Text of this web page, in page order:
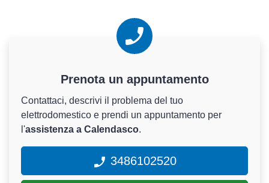
Prenota un appuntamento
Contattaci, descrivi il problema del tuo
elettrodomestico e prendi un appuntamento per
l'assistenza a Calendasco.
3486102520